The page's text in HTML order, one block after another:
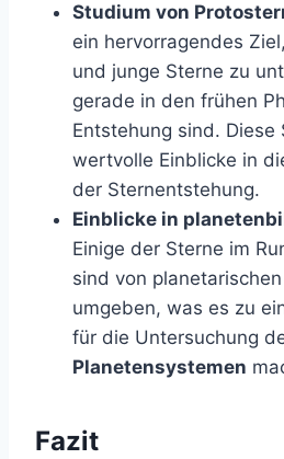
Studium von
ein hervorragendes
und junge Sterne zu
gerade in den frühen
Entstehung sind. Diese
wertvolle Einblicke in
der Sternentstehung.
Einblicke in
Einige der Sterne im
sind von planetarischen
umgeben, was es zu
für die Untersuchung
Planetensystemen
Fazit